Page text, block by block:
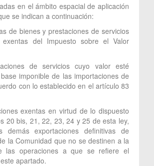
en el ámbito espacial de aplicación
se indican a continuación:
de bienes y prestaciones de servicios
del Impuesto sobre el Valor
de servicios cuyo valor esté
imponible de las importaciones de
con lo establecido en el artículo 83
exentas en virtud de lo dispuesto
20 bis, 21, 22, 23, 24 y 25 de esta ley,
demás exportaciones definitivas de
la Comunidad que no se destinen a la
las operaciones a que se refiere el
apartado.